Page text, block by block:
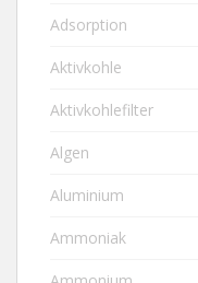
Adsorption
Aktivkohle
Aktivkohlefilter
Algen
Aluminium
Ammoniak